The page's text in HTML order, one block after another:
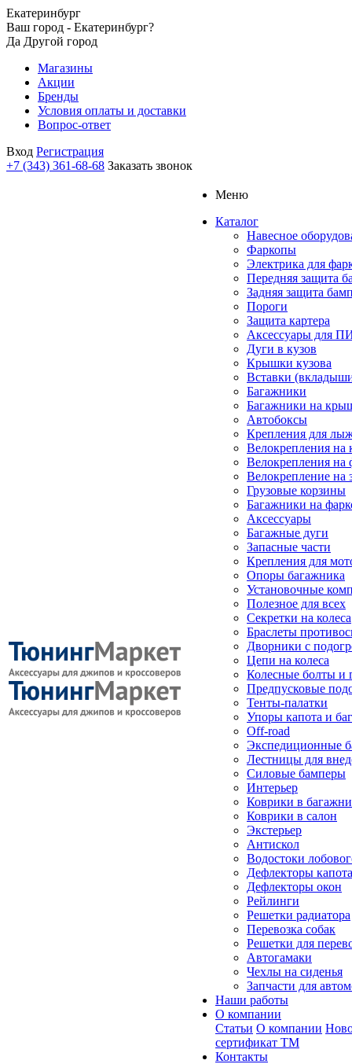
Екатеринбург
Ваш город - Екатеринбург?
Да Другой город
Магазины
Акции
Бренды
Условия оплаты и доставки
Вопрос-ответ
Вход Регистрация
+7 (343) 361-68-68 Заказать звонок
Меню
Каталог
Навесное
Фаркопы
Электрика для
Передняя защита
Задняя защита
Пороги
Защита картера
Аксессуары для
Дуги в кузов
Крышки кузова
Вставки
Багажники
Багажники на
Автобоксы
Крепления для
Велокрепления
Велокрепления на
Велокрепление на
Грузовые корзины
Багажники на
Аксессуары
Багажные дуги
Запасные части
Крепления для
Опоры багажника
Установочные
Полезное для всех
Секретки на колеса
Браслеты
Дворники с
Цепи на колеса
Колесные болты и
Предпусковые
Тенты-палатки
Упоры капота и
Off-road
Экспедиционные
Лестницы для
Силовые бамперы
Интерьер
Коврики в
Коврики в салон
Экстерьер
Антискол
Водостоки
Дефлекторы капота
Дефлекторы окон
Рейлинги
Решетки радиатора
Перевозка собак
Решетки для
Автогамаки
Чехлы на сиденья
Запчасти для
Наши работы
О компании
Статьи О компании
сертификат ТМ
Контакты